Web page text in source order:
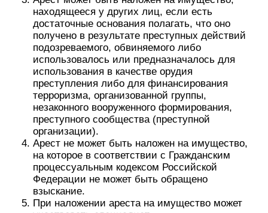
находящееся у других лиц, если есть
достаточные основания полагать, что оно
получено в результате преступных действий
подозреваемого, обвиняемого либо
использовалось или предназначалось для
использования в качестве орудия
преступления либо для финансирования
терроризма, организованной группы,
незаконного вооруженного формирования,
преступного сообщества (преступной
организации).
Арест не может быть наложен на имущество,
на которое в соответствии с Гражданским
процессуальным кодексом Российской
Федерации не может быть обращено
взыскание.
При наложении ареста на имущество может